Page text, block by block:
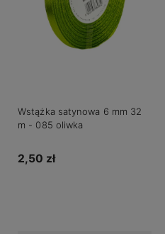
Wstążka satynowa 6 mm 32
m - 085 oliwka
2,50 zł